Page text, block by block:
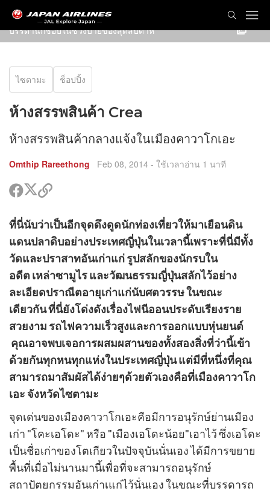
บรรดานักช้อปในช่วงบ่ายของสุดสับดาห์
ไซตามะ ช็อปปิ้ง
ห้างสรรพสินค้า Crea
ห้างสรรพสินค้ากลางแจ้งในเมืองคาวาโกเอะ
Omthip Rareethong Feb 08, 2014 - ใช้เวลาอ่าน 1 นาที
แชร์
บุค
แชร์
ใน
ต
เตอร์
คัด
ไป
แชร์
ที่นี่นับว่าเป็นอีกจุดดึงดูดนักท่องเที่ยวให้มาเยือนดิน
แดนปลาดิบอย่างประเทศญี่ปุ่นในเวลานี้เพราะที่นี่มีทั้ง
วัดและปราสาทอันเก่าแก่ รูปสลักของนักรบใน
อดีต เหล่าซามูไร และวัฒนธรรมญี่ปุ่นสลักไว้อย่าง
ละเอียดปราณีตอายุเก่าแก่นับศตวรรษ ในขณะ
เดียวกัน ที่นี่ยังโด่งดังเรื่องไฟนีออนประดับเรียงราย
สวยงาม รถไฟความเร็วสูงและการออกแบบหุ่นยนต์
คุณอาจพบเจอการผสมผสานของทั้งสองสิ่งที่ว่านี้เข้า
ด้วยกันทุกหนทุกแห่งในประเทศญี่ปุ่นแต่มีที่หนึ่งที่คุณ
สามารถมาสัมผัสได้ง่ายๆด้วยตัวเองคือที่เมืองคาวาโก
เอะ จังหวัดไซตามะ
จุดเด่นของเมืองคาวาโกเอะคือมีการอนุรักษ์ย่านเมือง
เก่า "โคะเอโดะ" หรือ "เมืองเอโดะน้อย"เอาไว้ ซึ่งเอโดะ
เป็นชื่อเก่าของโตเกียวในปัจจุบันนั่นเอง ได้มีการขยาย
พื้นที่เมื่อไม่นานมานี้เพื่อที่จะสามารถอนุรักษ์
สถาปัตยกรรมอันเก่าเแก่ไว้นั่นเอง ในขณะที่บรรดารถ